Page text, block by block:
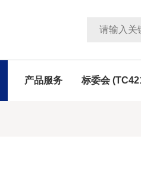
产品服务 标委会